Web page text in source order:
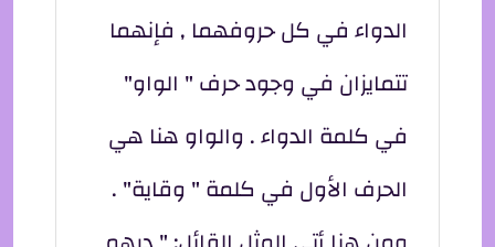
الدواء في كل حروفهما , فإنهما
تتمايزان في وجود حرف " الواو"
في كلمة الدواء . والواو هنا هي
الحرف الأول في كلمة " وقاية" .